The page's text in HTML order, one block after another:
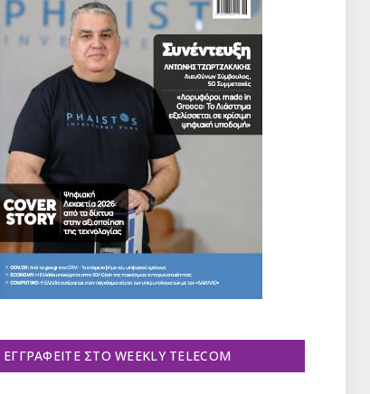
ΕΓΓΡΑΦΕΊΤΕ ΣΤΟ WEEKLY TELECOM